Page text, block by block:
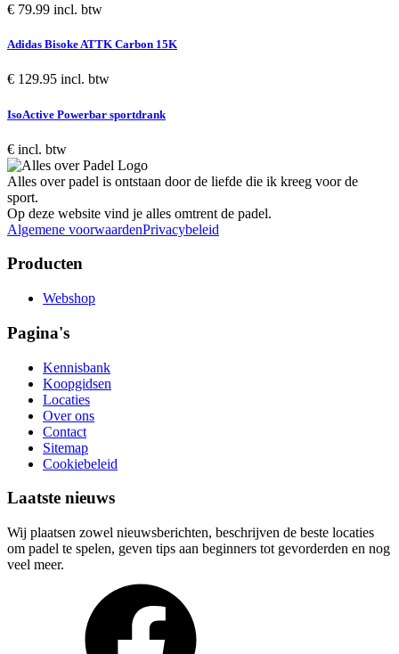
€ 79.99 incl. btw
Adidas Bisoke ATTK Carbon 15K
€ 129.95 incl. btw
IsoActive Powerbar sportdrank
€ incl. btw
Alles over padel is ontstaan door de liefde die ik kreeg voor de
sport.
Op deze website vind je alles omtrent de padel.
Algemene voorwaardenPrivacybeleid
Producten
Webshop
Pagina's
Kennisbank
Koopgidsen
Locaties
Over ons
Contact
Sitemap
Cookiebeleid
Laatste nieuws
Wij plaatsen zowel nieuwsberichten, beschrijven de beste locaties
om padel te spelen, geven tips aan beginners tot gevorderden en nog
veel meer.